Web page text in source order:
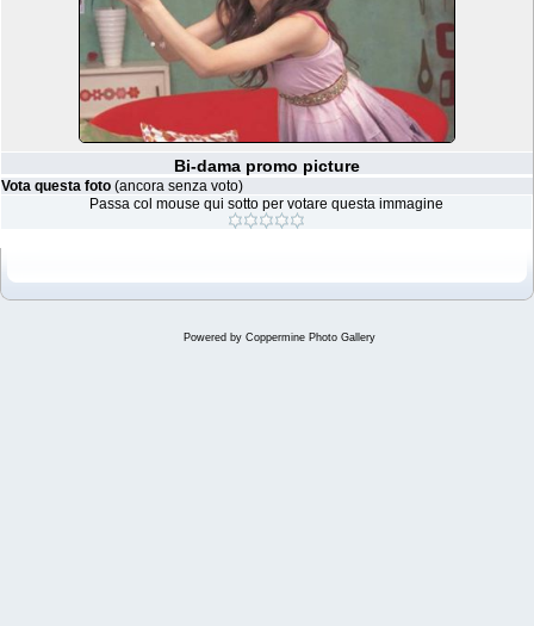
Bi-dama promo picture
Vota questa foto (ancora senza voto)
Passa col mouse qui sotto per votare questa immagine
Powered by Coppermine Photo Gallery